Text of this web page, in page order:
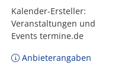
Kalender-Ersteller:
Veranstaltungen und
Events termine.de
Anbieterangaben